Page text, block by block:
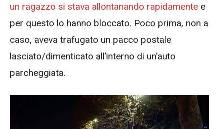
un ragazzo si stava allontanando rapidamente e
per questo lo hanno bloccato. Poco prima, non a
caso, aveva trafugato un pacco postale
lasciato/dimenticato all’interno di un’auto
parcheggiata.